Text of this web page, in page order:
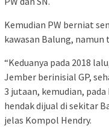
Kemudian PW berniat
kawasan Balung,
“Keduanya pada 2018
Jember berinisial GP,
3 jutaan, kemudian,
hendak dijual di sekitar
jelas Kompol Hendry.